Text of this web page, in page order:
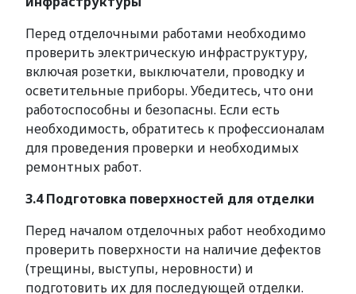
Перед отделочными работами необходимо
проверить электрическую инфраструктуру,
включая розетки, выключатели, проводку и
осветительные приборы. Убедитесь, что они
работоспособны и безопасны. Если есть
необходимость, обратитесь к профессионалам
для проведения проверки и необходимых
ремонтных работ.
3.4 Подготовка поверхностей для отделки
Перед началом отделочных работ необходимо
проверить поверхности на наличие дефектов
(трещины, выступы, неровности) и
подготовить их для последующей отделки.